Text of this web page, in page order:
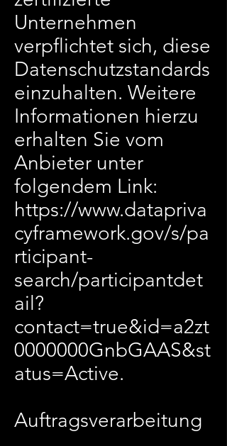
Unternehmen
verpflichtet sich, diese
Datenschutzstandards
einzuhalten. Weitere
Informationen hierzu
erhalten Sie vom
Anbieter unter
folgendem Link:
https://www.datapriva
cyframework.gov/s/pa
rticipant-
search/participantdet
ail?
contact=true&id=a2zt
0000000GnbGAAS&st
atus=Active.
Auftragsverarbeitung